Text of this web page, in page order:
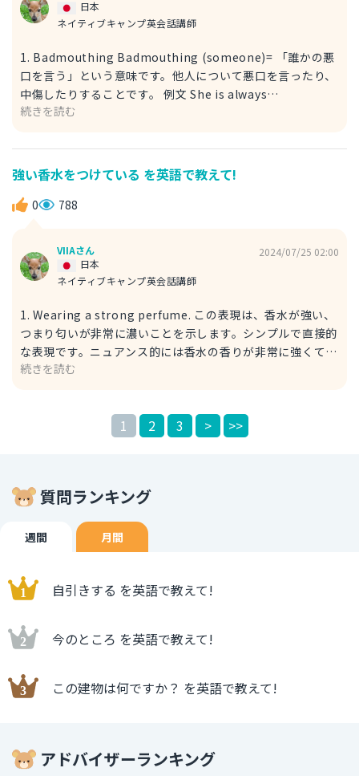
ネイティブキャンプ英会話講師
日本
1. Badmouthing Badmouthing (someone)= 「誰かの悪
口を言う」という意味です。他人について悪口を言ったり、
中傷したりすることです。 例文 She is always
badmouthing her colleagues. 彼女はいつも同僚の悪口を
合、例えば「クソ野郎」や「ファック」などです。 Bad
words = Swear words （悪口＝汚い言葉） 汚い言葉や罵り
言葉（俗に言う「悪い言葉」）を使うことです。 例文 He
was swearing loudly after he missed the bus. 彼はバス
続きを読む
強い香水をつけている を英語で教えて!
0 788
VIIAさん
ネイティブキャンプ英会話講師
日本
2024/07/25 02:00
1. Wearing a strong perfume. この表現は、香水が強い、
つまり匂いが非常に濃いことを示します。シンプルで直接的
な表現です。ニュアンス的には香水の香りが非常に強くて、
周囲に明確に感じられることです。 例文 Someone is
intensive perfume. この表現は、香水が「かなり強い」と
す。 例文 I can barely breathe on the bus because
か、強い香水をつけているから、バスの中にほとんど息がで
きなくなってだよ。
続きを読む
1 2 3 > >>
質問ランキング
週間 月間
自引きする を英語で教えて!
今のところ を英語で教えて!
この建物は何ですか？ を英語で教えて!
アドバイザーランキング